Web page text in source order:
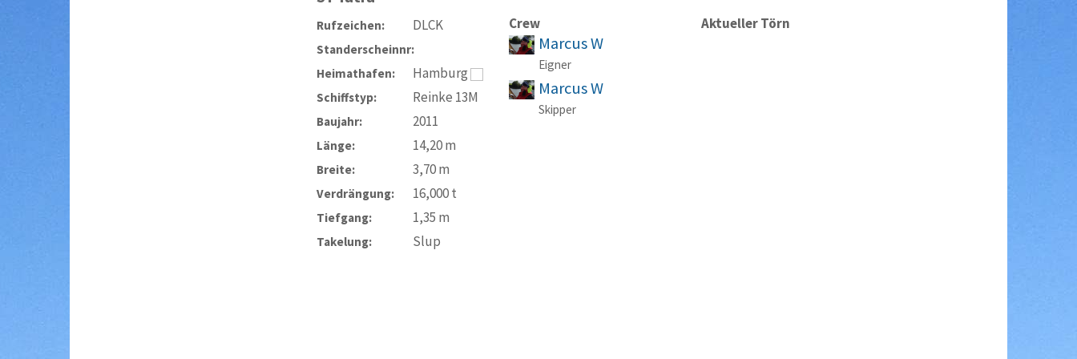
Rufzeichen: DLCK
Standerscheinnr:
Heimathafen:
Hamburg
Schiffstyp: Reinke 13M
Baujahr: 2011
Länge: 14,20m
Breite: 3,70m
Verdrängung: 16,000t
Tiefgang: 1,35 m
Takelung: Slup
Crew
Marcus W
Eigner
Marcus W
Skipper
Aktueller Törn